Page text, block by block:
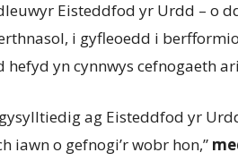
Eisteddfod yr Urdd – o
i gyfleoedd i
hefyd yn cynnwys cefnogaeth
gysylltiedig ag Eisteddfod yr
iawn o gefnogi’r wobr hon,”